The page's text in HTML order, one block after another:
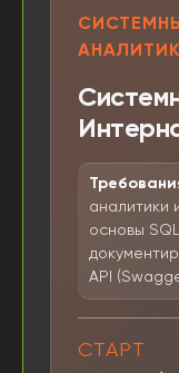
АНАЛИТИК
аналитики
основы
API
СТАРТ